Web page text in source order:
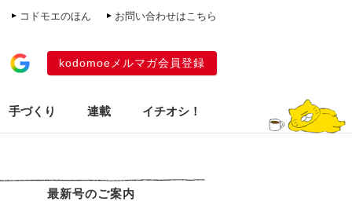
コドモエのほん お問い合わせはこちら
kodomoeメルマガ会員登録
手づくり 連載 イチオシ！
最新号のご案内